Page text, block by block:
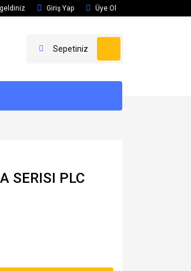
Giriş Yap Üye Ol
Sepetiniz
SERISI PLC